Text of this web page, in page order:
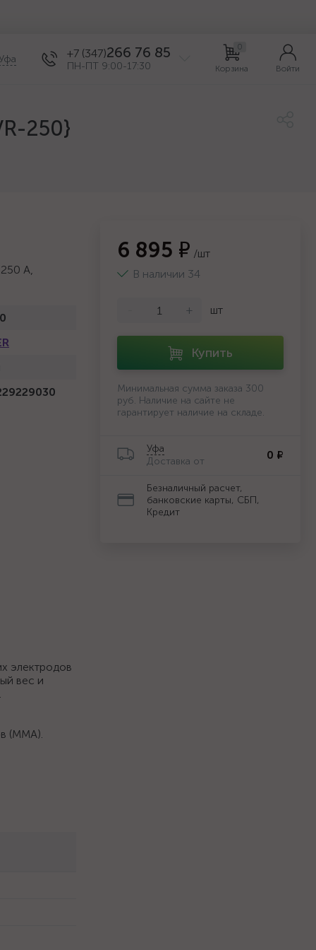
+7 (347)266 76 85
ПН-ПТ 9:00-17:30
0
Корзина Войти
250}
А,
электродов
вес и
(ММА).
6 895 ₽ /шт
В наличии 34
+ шт
Купить
Минимальная сумма заказа 300
руб. Наличие на сайте не
гарантирует наличие на складе.
Уфа
Доставка от
0 ₽
Безналичный расчет,
банковские карты, СБП,
Кредит